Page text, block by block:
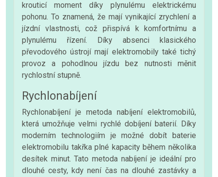
krouticí moment díky plynulému elektrickému
pohonu. To znamená, že mají vynikající zrychlení a
jízdní vlastnosti, což přispívá k komfortnímu a
plynulému řízení. Díky absenci klasického
převodového ústrojí mají elektromobily také tichý
provoz a pohodlnou jízdu bez nutnosti měnit
rychlostní stupně.
Rychlonabíjení
Rychlonabíjení je metoda nabíjení elektromobilů,
která umožňuje velmi rychlé dobíjení baterií. Díky
moderním technologiím je možné dobít baterie
elektromobilu takřka plné kapacity během několika
desítek minut. Tato metoda nabíjení je ideální pro
dlouhé cesty, kdy není čas na dlouhé zastávky a